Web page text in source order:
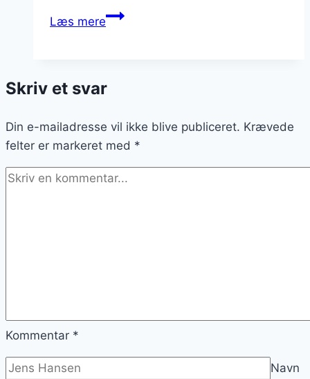
Læs mereInviter
lækker
i
Nordsjælland
Skriv et svar
Din e-mailadresse vil ikke blive publiceret. Krævede
felter er markeret med *
Kommentar *
Navn